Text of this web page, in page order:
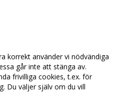
korrekt använder vi nödvändiga
går inte att stänga av.
frivilliga cookies, t.ex. för
Du väljer själv om du vill